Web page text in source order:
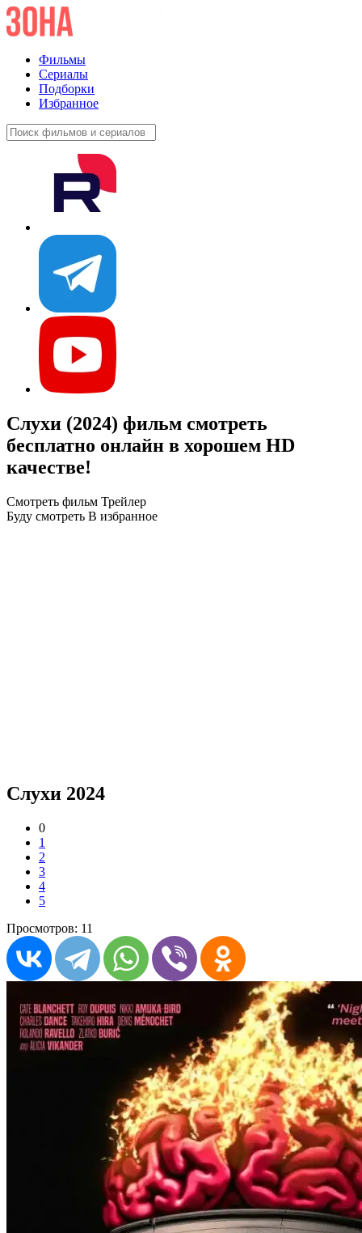
Фильмы
Сериалы
Подборки
Избранное
Слухи (2024) фильм смотреть
бесплатно онлайн в хорошем HD
качестве!
Смотреть фильм Трейлер
Буду смотреть В избранное
Слухи 2024
0
1
2
3
4
5
Просмотров: 11